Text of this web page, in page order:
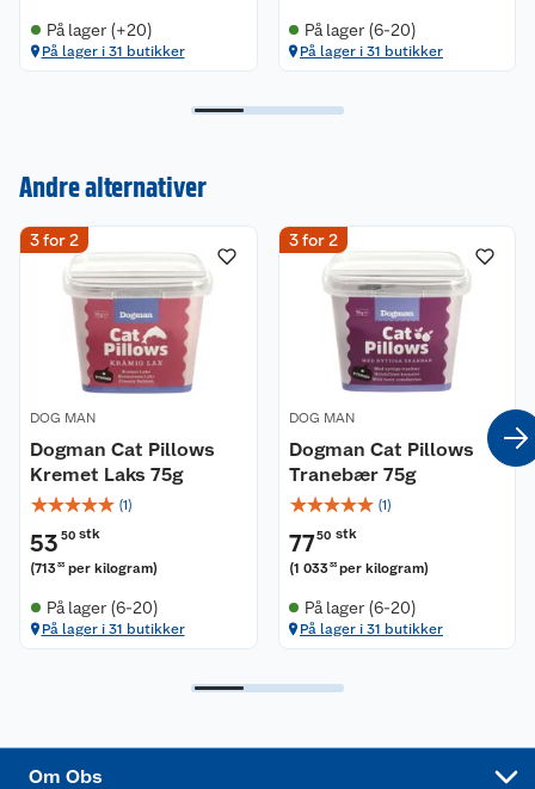
På lager (+20)
På lager i 31 butikker
På lager (6-20)
På lager i 31 butikker
Andre alternativer
3 for 2
DOG MAN
Dogman Cat Pillows
Kremet Laks 75g
☆☆☆☆☆ (1)
53 50 stk
(71333 per kilogram)
På lager (6-20)
På lager i 31 butikker
3 for 2
DOG MAN
Dogman Cat Pillows
Tranebær 75g
☆☆☆☆☆ (1)
7750 stk
(1 033 33 per kilogram)
På lager (6-20)
På lager i 31 butikker
Om Obs
Om oss
Nyheter
Våre butikker
Våre merkevarer
Coop kjeder
Ledige stillinger
Bærekraft
Samvirkelag
Kontakt oss
Angre- og returrett
Reklamasjon og garanti
Ofte stilte spørsmål
Betalingsalternativer
Leveringsalternativer
Pakkesporing
Kjøpsvilkår
Åpent kjøp
Coop medlem
Klikk og hent
Festdrakter til hele familien
Hagemøbler og utemøbler